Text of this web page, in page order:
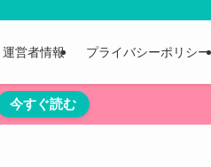
運営者情報 プライバシーポリシー
今すぐ読む